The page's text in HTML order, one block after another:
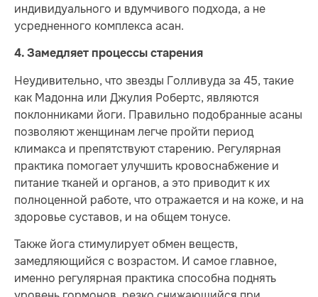
индивидуального и вдумчивого подхода, а не
усредненного комплекса асан.
4. Замедляет процессы старения
Неудивительно, что звезды Голливуда за 45, такие
как Мадонна или Джулия Робертс, являются
поклонниками йоги. Правильно подобранные асаны
позволяют женщинам легче пройти период
климакса и препятствуют старению. Регулярная
практика помогает улучшить кровоснабжение и
питание тканей и органов, а это приводит к их
полноценной работе, что отражается и на коже, и на
здоровье суставов, и на общем тонусе.
Также йога стимулирует обмен веществ,
замедляющийся с возрастом. И самое главное,
именно регулярная практика способна поднять